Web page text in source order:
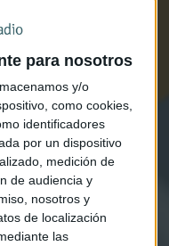
para nosotros
y/o
como cookies,
identificadores
por un dispositivo
medición de
de audiencia y
nosotros y
de localización
las